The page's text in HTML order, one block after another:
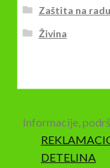
Zaštita na radu
Živina
Informacije,
DETELINA